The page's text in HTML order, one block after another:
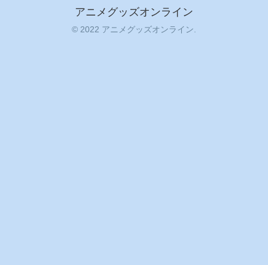
アニメグッズオンライン
© 2022 アニメグッズオンライン.